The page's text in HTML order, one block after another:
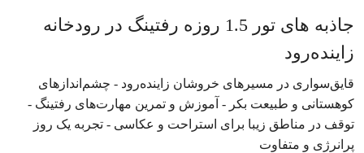
جاذبه‌ های تور 1.5 روزه رفتینگ در رودخانه
زاینده‌رود
قایق‌سواری در مسیرهای خروشان زاینده‌رود - چشم‌اندازهای
کوهستانی و طبیعت بکر - آموزش و تمرین مهارت‌های رفتینگ -
توقف در مناطق زیبا برای استراحت و عکاسی - تجربه یک روز
پرانرژی و متفاوت